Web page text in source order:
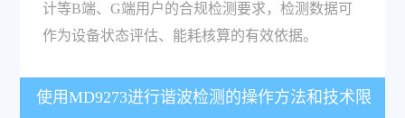
计等B端、G端用户的合规检测要求，检测数据可
作为设备状态评估、能耗核算的有效依据。
使用MD9273进行谐波检测的操作方法和技术限